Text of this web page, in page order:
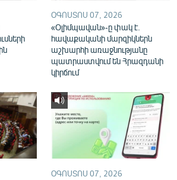
կայքերը
ՕԳՈՍՏՈՍ 07, 2026
«Օլիմպավան»-ը փակ է.
հավաքականի մարզիկներն
աշխարհի առաջնությանը
պատրաստվում են Հրազդանի
կիրճում
ՕԳՈՍՏՈՍ 07, 2026